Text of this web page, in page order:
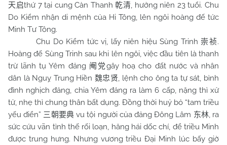
天启thứ 7 tại cung Càn Thanh乾清, hưởng niên 23 tuổi. Chu
Do Kiểm nhận di mệnh của Hi Tông, lên ngôi hoàng đế tức
Minh Tư Tông.
Chu Do Kiểm tức vị, lấy niên hiệu Sùng Trinh 崇祯.
Hoàng đế Sùng Trinh sau khi lên ngôi, việc đầu tiên là thanh
trừ lãnh tụ Yêm đảng 阉党gây hoạ cho đất nước và nhân
dân là Nguỵ Trung Hiền 魏忠贤, lệnh cho ông ta tự sát, bình
đình nghịch đảng, chia Yêm đảng ra làm 6 cấp, nặng thì xử
tử, nhẹ thì chung thân bất dụng. Đồng thời huỷ bỏ “tam triều
yếu điển” 三朝要典 vu tội người của đảng Đông Lâm 东林, ra
sức cứu vãn tình thế rối loạn, hăng hái dốc chí, để triều Minh
được trung hưng. Nhưng vương triều Đại Minh lúc bấy giờ